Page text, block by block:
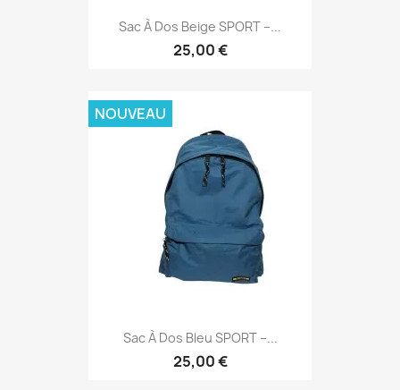
Sac À Dos Beige SPORT –...
25,00 €
Sac À Dos Bleu SPORT –...
25,00 €
NOUVEAU